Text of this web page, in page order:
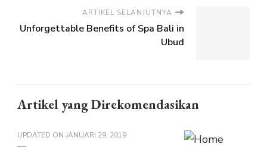
ARTIKEL SELANJUTNYA
Unforgettable Benefits of Spa Bali in
Ubud
Artikel yang Direkomendasikan
UPDATED ON JANUARI 29, 2019